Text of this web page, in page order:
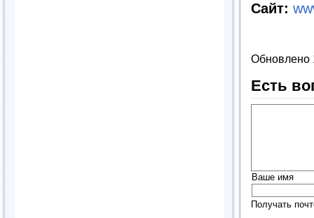
Сайт:
Обновлено
Есть
Ваше имя
Получать